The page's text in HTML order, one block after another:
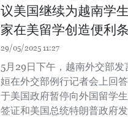
议美国继续为越南学
家在美留学创造便利
29/05/2025 11:27
5月29日下午，越南外交部发
姮在外交部例行记者会上回
于美国政府暂停向外国留学
签证和美国总统特朗普政府